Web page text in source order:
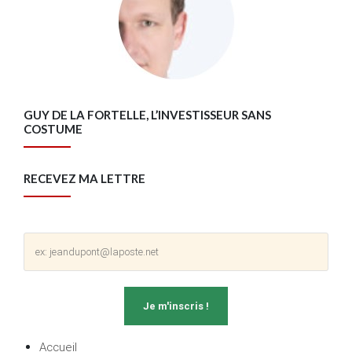
GUY DE LA FORTELLE, L’INVESTISSEUR SANS
COSTUME
RECEVEZ MA LETTRE
Accueil